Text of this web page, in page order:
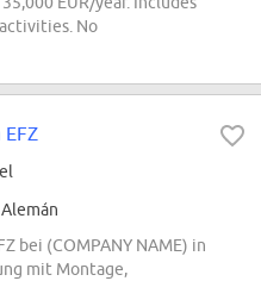
No
bei (COMPANY NAME) in
mit Montage,